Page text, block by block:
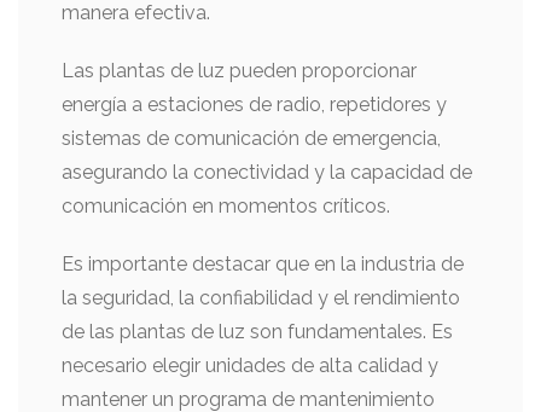
manera efectiva.
Las plantas de luz pueden proporcionar
energía a estaciones de radio, repetidores y
sistemas de comunicación de emergencia,
asegurando la conectividad y la capacidad de
comunicación en momentos críticos.
Es importante destacar que en la industria de
la seguridad, la confiabilidad y el rendimiento
de las plantas de luz son fundamentales. Es
necesario elegir unidades de alta calidad y
mantener un programa de mantenimiento